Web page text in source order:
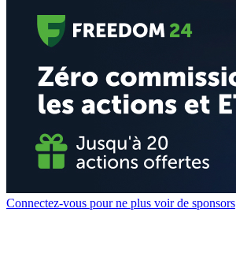
Connectez-vous pour ne plus voir de sponsors